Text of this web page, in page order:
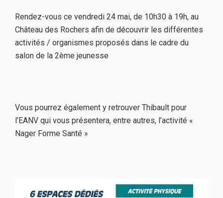
Rendez-vous ce vendredi 24 mai, de 10h30 à 19h, au
Château des Rochers afin de découvrir les différentes
activités / organismes proposés dans le cadre du
salon de la 2ème jeunesse
Vous pourrez également y retrouver Thibault pour
l’EANV qui vous présentera, entre autres, l’activité «
Nager Forme Santé »